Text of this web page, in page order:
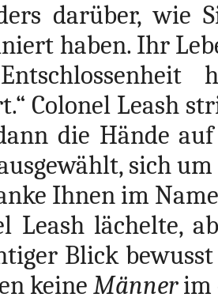
darüber, wie
haben. Ihr
Colonel Leash
die Hände
sich
Ihnen im
Leash lächelte,
Blick
keineMännerim